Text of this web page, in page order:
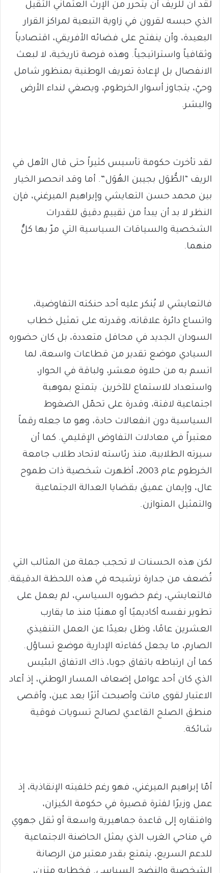
لقد آن للريف أن يتحرر من الإرث العثماني الثقيل
الذي حبسه لقرون في زاوية التبعية لمراكز القرار
البعيدة، وأن ينفتح على فضائه الأفريقي، اقتصادياً
وثقافياً واستراتيجياً. وهذه فرصة تاريخية، لا لبعث
الانفصال بل لإعادة تعريف الوطنية بمنظور شامل
وحيّ، يتجاوز أسوار الخرطوم، ويصغي لنداء الأرض
والبشر.
لقد تأخرت حكومة تأسيس كثيراً حتى قال الأهل في
الريف “الطُّوَل بجيبن الهُوَل”. أما وقد انحصر الخيار
بين محمد حسن التعايشي وإبراهيم الميرغني، فإن
النظر لا بد أن يبدأ من تقييمٍ دقيق للقدرات
الشخصية والسياقات السياسية التي مرّ بها كلٌّ
منهما.
فالتعايشي لا يُنكر عليه أحد حنكته التفاوضية،
واتساع دائرة علاقاته، وقدرته على تمثيل خطاب
السودان الجديد في محافل متعددة، بل كان حضوره
السيادي موضع تقدير من قطاعات واسعة، لما
اتسم به من حلاوة معشر، ولباقة في الحوار،
واستعداد للاستماع للآخرين. يتمتع بموهبة
اجتماعية لافتة، وقدرة على تحمّل الضغوط
السياسية دون انفعالات حادة، وهو ما جعله رقماً
معتبراً في معادلات التفاوض الإقليمي. كما أن
سيرته الطلابية، منذ رئاسته لاتحاد طلاب جامعة
الخرطوم عام 2003، أظهرت شخصية ذات طموح
عال، وإيمان عميق بقضايا العدالة الاجتماعية
والتمثيل المتوازن.
لكن هذه الحسنات لا تحجب جملة من المثالب التي
تُضعف من جدارة ترشيحه في هذه اللحظة الدقيقة.
فالتعايشي، رغم حضوره السياسي، لم يعمل على
تطوير نفسه أكاديميًا أو مهنيًا منذ ما يقارب
العشرين عامًا، وظل بعيدًا عن العمل التنفيذي
الصارم، ما يجعل كفاءته الإدارية موضع تساؤل.
كما أن ارتباطه باتفاق جوبا، ذاك الاتفاق البئيس
الذي كان أحد عوامل إضعاف المسار الوطني، إذ أعاد
الاعتبار لقوى ماتت وأصبحت أثرًا بعد عين، وأقصى
منطق الصلح القاعدي لصالح تسويات فوقية
شائكة.
أمّا إبراهيم الميرغني، فهو رغم خلفيته الإنقاذية، إذ
عمل وزيرًا لفترة قصيرة في حكومة الكيزان،
وافتقاره إلى قاعدة جماهيرية واسعة أو ثقل جهوي
في مناحي الغرب الذي يمثل الحاضنة الاجتماعية
للدعم السريع، يتمتع بقدر معتبر من الرصانة